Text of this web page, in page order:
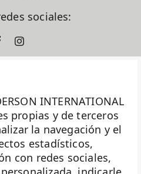
INTERNATIONAL
propias y de terceros
la navegación y el
estadísticos,
con redes sociales,
sociales:
España - Hospiten es
Española de Fundaciones